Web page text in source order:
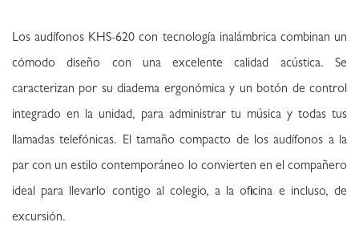
Los audífonos KHS-620 con tecnología inalámbrica combinan un
cómodo diseño con una excelente calidad acústica. Se
caracterizan por su diadema ergonómica y un botón de control
integrado en la unidad, para administrar tu música y todas tus
llamadas telefónicas. El tamaño compacto de los audífonos a la
par con un estilo contemporáneo lo convierten en el compañero
ideal para llevarlo contigo al colegio, a la oficina e incluso, de
excursión.